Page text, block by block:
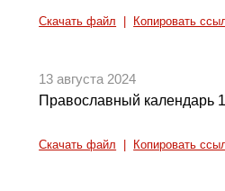
Скачать файл Копировать
13 августа 2024
Православный календарь
Скачать файл Копировать